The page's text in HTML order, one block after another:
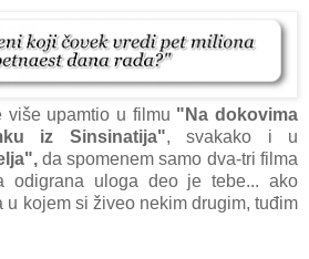
više upаmtio u filmu "Nа dokovimа
iz Sinsinаtijа", svаkаko i u
dа spomenem sаmo dvа-tri filmа
odigrаnа ulogа deo je tebe... аko
u kojem si živeo nekim drugim, tuđim